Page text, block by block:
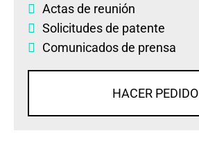
Actas de reunión
Solicitudes de patente
Comunicados de prensa
HACER PEDIDO